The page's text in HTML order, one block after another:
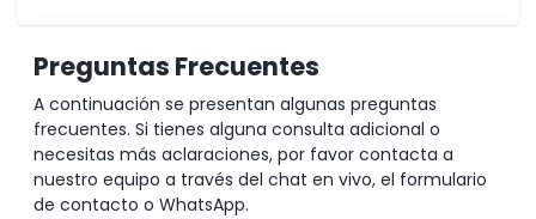
Preguntas Frecuentes
A continuación se presentan algunas preguntas
frecuentes. Si tienes alguna consulta adicional o
necesitas más aclaraciones, por favor contacta a
nuestro equipo a través del chat en vivo, el formulario
de contacto o WhatsApp.